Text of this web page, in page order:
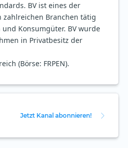
BV ist eines der
Branchen tätig
Konsumgüter. BV wurde
in Privatbesitz der
(Börse: FRPEN).
Jetzt Kanal abonnieren!